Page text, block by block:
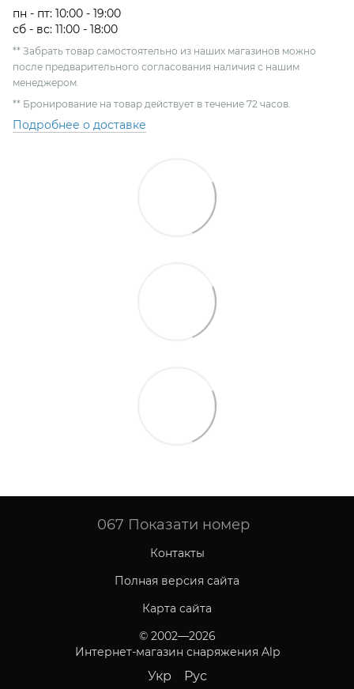
пн - пт: 10:00 - 19:00
сб - вс: 11:00 - 18:00
** Забрать товар самостоятельно из наших магазинов можно
после предварительного согласования наличия с нашим
менеджером.
** Бронирование на товар действует в течение 72 часов.
Подробнее о доставке
067 Показати номер
Контакты
Полная версия сайта
Карта сайта
© 2002—2026
Интернет-магазин снаряжения Alp
Укр Рус